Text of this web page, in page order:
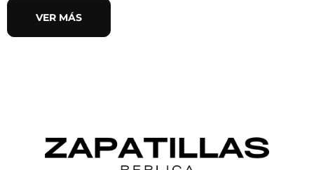
VER MÁS